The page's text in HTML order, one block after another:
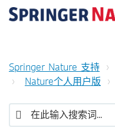
Springer Nature 支持
Nature个人用户版